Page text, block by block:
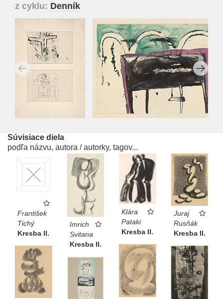
z cyklu: Denník
Súvisiace diela
podľa názvu, autora / autorky, tagov...
František
Tichý
Kresba II.
Imrich
Svitana
Kresba II.
Klára
Pataki
Kresba II.
Juraj
Rusňák
Kresba II.